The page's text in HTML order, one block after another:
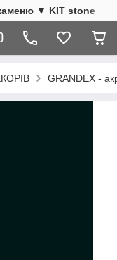
каменю ▼ KIT stone
GRANDEX -